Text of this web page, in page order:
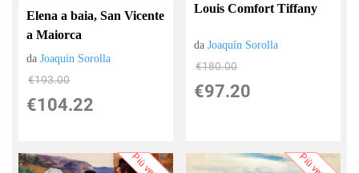
Elena a baia, San Vicente
a Maiorca
daJoaquín Sorolla
€193.00
€104.22
Louis Comfort Tiffany
daJoaquín Sorolla
€180.00
€97.20